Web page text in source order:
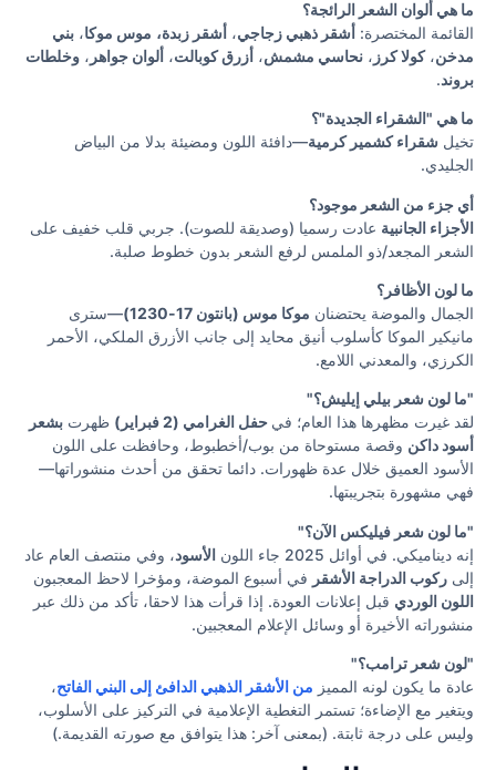
ما هي ألوان الشعر الرائجة؟
القائمة المختصرة: أشقر ذهبي زجاجي، أشقر زبدة، موس موكا، بني
مدخن،كولا كرز ، نحاسي مشمش، أزرق كوبالت، ألوان جواهر ، وخلطات
بروند.
ما هي "الشقراء الجديدة"؟
تخيل شقراء كشمير كرمية—دافئة اللون ومضيئة بدلا من البياض
الجليدي.
أي جزء من الشعر موجود؟
الأجزاء الجانبية عادت رسميا (وصديقة للصوت). جربي قلب خفيف على
الشعر المجعد/ذو الملمس لرفع الشعر بدون خطوط صلبة.
ما لون الأظافر؟
الجمال والموضة يحتضنان موكا موس (بانتون 17-1230)
—سترى
مانيكير الموكا كأسلوب أنيق محايد إلى جانب الأزرق الملكي، الأحمر
الكرزي، والمعدني اللامع.
"ما لون شعر بيلي إيليش؟"
لقد غيرت مظهرها هذا العام؛ في حفل الغرامي (2 فبراير) ظهرت بشعر
أسود داكن وقصة مستوحاة من بوب/أخطبوط، وحافظت على اللون
الأسود العميق خلال عدة ظهورات. دائما تحقق من أحدث منشوراتها—
فهي مشهورة بتجريبتها.
"ما لون شعر فيليكس الآن؟"
إنه ديناميكي. في أوائل 2025 جاء اللون
الأسود، وفي منتصف العام عاد
إلى ركوب الدراجة الأشقر في أسبوع الموضة، ومؤخرا لاحظ المعجبون
اللون الوردي قبل إعلانات العودة. إذا قرأت هذا لاحقا، تأكد من ذلك عبر
منشوراته الأخيرة أو وسائل الإعلام المعجبين.
"لون شعر ترامب؟"
عادة ما يكون لونه المميز من الأشقر الذهبي الدافئ إلى البني الفاتح،
ويتغير مع الإضاءة؛ تستمر التغطية الإعلامية في التركيز على الأسلوب،
وليس على درجة ثابتة. (بمعنى آخر: هذا يتوافق مع صورته القديمة.)